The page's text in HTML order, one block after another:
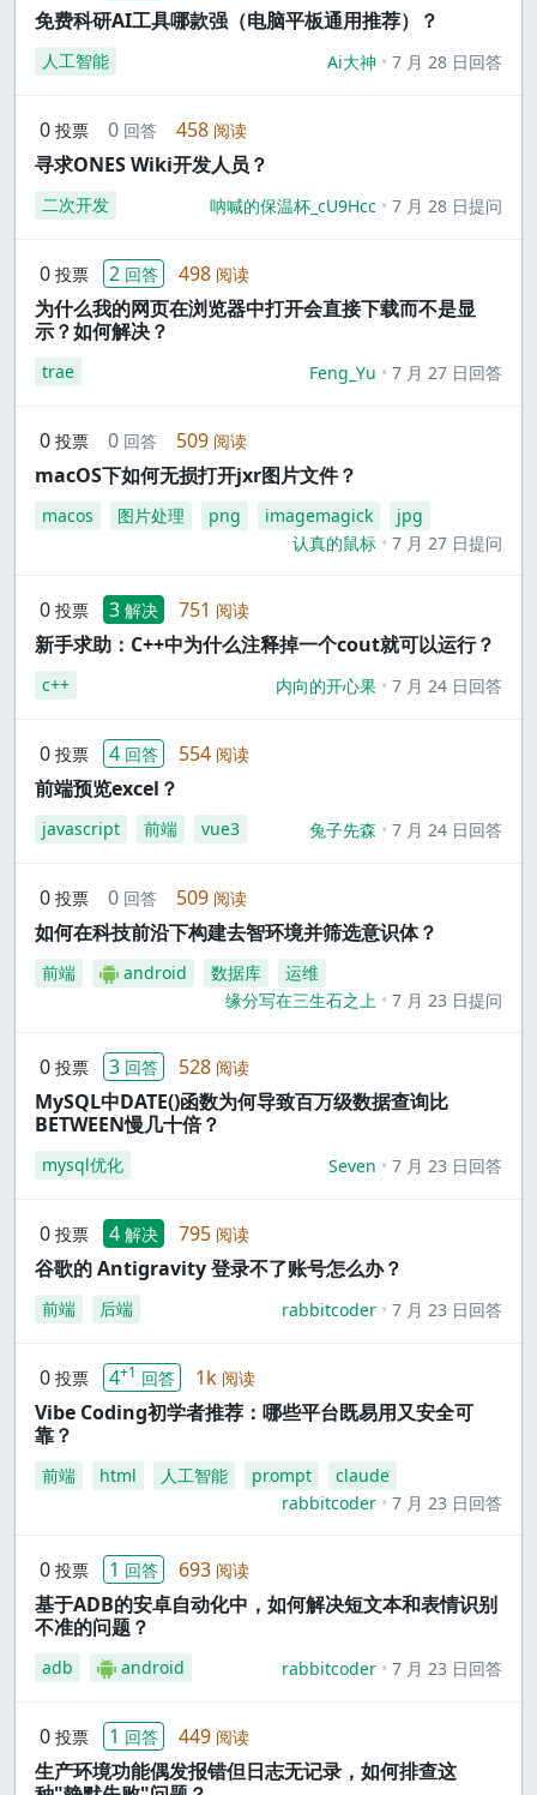
免费科研AI工具哪款强（电脑平板通用推荐）？
人工智能 Ai大神 7 月 28 日回答
0 投票 0 回答 458 阅读
寻求ONES Wiki开发人员？
二次开发 呐喊的保温杯_cU9Hcc 7 月 28 日提问
0 投票 2 回答 498 阅读
为什么我的网页在浏览器中打开会直接下载而不是显
示？如何解决？
trae Feng_Yu 7 月 27 日回答
0 投票 0 回答 509 阅读
macOS下如何无损打开jxr图片文件？
macos 图片处理 png imagemagick
jpg
认真的鼠标
7 月 27 日提问
0 投票 3 解决 751 阅读
新手求助：C++中为什么注释掉一个cout就可以运行？
c++ 内向的开心果 7 月 24 日回答
0 投票 4 回答 554 阅读
前端预览excel？
javascript 前端 vue3 兔子先森 7 月 24 日回答
0 投票 0 回答 509 阅读
如何在科技前沿下构建去智环境并筛选意识体？
前端 android 数据库
运维
缘分写在三生石之上
7 月 23 日提问
0 投票 3 回答 528 阅读
MySQL中DATE()函数为何导致百万级数据查询比
BETWEEN慢几十倍？
mysql优化 Seven 7 月 23 日回答
0 投票 4 解决 795 阅读
谷歌的 Antigravity 登录不了账号怎么办？
前端 后端 rabbitcoder 7 月 23 日回答
0 投票 4+1 回答 1k 阅读
Vibe Coding初学者推荐：哪些平台既易用又安全可
靠？
前端 html 人工智能 prompt
claude
rabbitcoder
7 月 23 日回答
0 投票 1 回答 693 阅读
基于ADB的安卓自动化中，如何解决短文本和表情识别
不准的问题？
adb android rabbitcoder 7 月 23 日回答
0 投票 1 回答 449 阅读
生产环境功能偶发报错但日志无记录，如何排查这